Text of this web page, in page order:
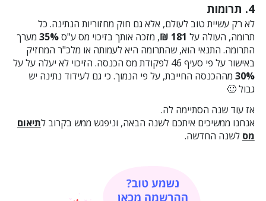
4. תרומות
לא רק עשיית טוב לעולם, אלא גם חוק מחזוריות הנתינה. כל
תרומה, העולה על
, מזכה אותך בזיכוי מס ע"ס35% מערך
התרומה. התנאי הוא, שהתרומה היא לעמותה או מלכ"ר המחזיק
באישור על פי סעיף 46 לפקודת מס הכנסה. הזיכוי לא יעלה על על
30% מההכנסה החייבת, על פי הנמוך. כי גם לעידוד נתינה יש
גבול 🙂
אז עוד שנה הסתיימה לה.
אנחנו ממשיכים איתכם לשנה הבאה, וניפגש ממש בקרוב לתיאום
מס לשנה החדשה.